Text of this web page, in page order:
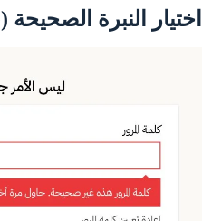
اختيار النبرة الصحيحة (Tone)